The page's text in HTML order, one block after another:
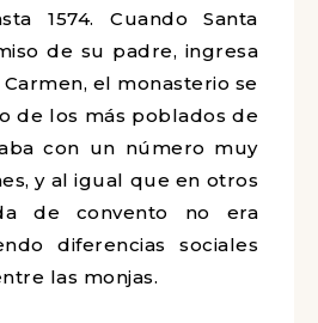
1574. Cuando Santa
de su padre, ingresa
el monasterio se
de los más poblados de
con un número muy
y al igual que en otros
de convento no era
diferencias sociales
las monjas.